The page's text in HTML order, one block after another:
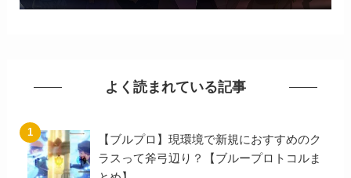
よく読まれている記事
【ブルプロ】現環境で新規におすすめのク
ラスって斧弓辺り？【ブループロトコルま